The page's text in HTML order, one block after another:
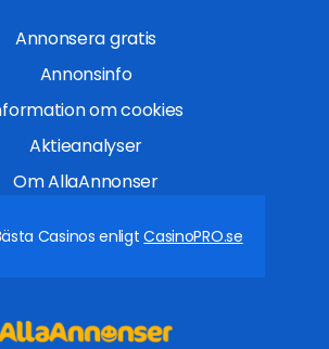
Annonsera gratis
Annonsinfo
om cookies
Aktieanalyser
Om AllaAnnonser
Casinos enligtCasinoPRO.se